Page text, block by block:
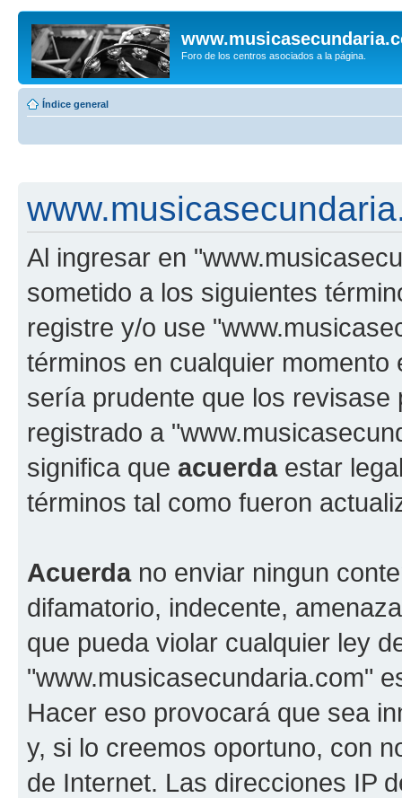
Foro de los centros asociados a la página.
Índice general
Al ingresar en
sometido a los siguientes
registre y/o use
términos en cualquier
sería prudente que los
registrado a
significa que acuerdaestar
términos tal como fueron
Acuerdano enviar ningun
difamatorio, indecente,
que pueda violar cualquier ley
"www.musicasecundaria.com"
Hacer eso provocará que sea
y, si lo creemos oportuno, con
de Internet. Las direcciones IP